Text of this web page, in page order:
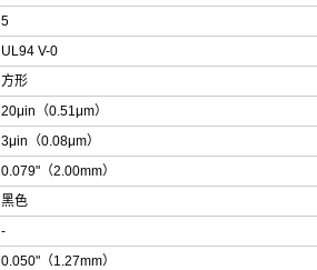
5
UL94 V-0
方形
20μin（0.51μm）
3μin（0.08μm）
0.079"（2.00mm）
黑色
-
0.050"（1.27mm）